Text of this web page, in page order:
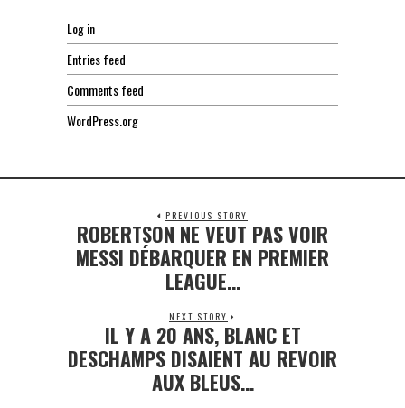
Log in
Entries feed
Comments feed
WordPress.org
PREVIOUS STORY
Previous
post:
ROBERTSON NE VEUT PAS VOIR
MESSI DÉBARQUER EN PREMIER
LEAGUE…
NEXT STORY
Next
post:
IL Y A 20 ANS, BLANC ET
DESCHAMPS DISAIENT AU REVOIR
AUX BLEUS…